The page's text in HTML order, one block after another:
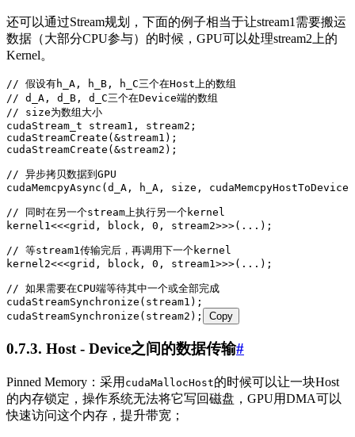
还可以通过Stream规划，下面的例子相当于让stream1需要搬运
数据（大部分CPU参与）的时候，GPU可以处理stream2上的
Kernel。
// 假设有h_A, h_B, h_C三个在Host上的数组
// d_A, d_B, d_C三个在Device端的数组
// size为数组大小
cudaStream_t stream1 ,
stream2;
cudaStreamCreate (&stream1 );
cudaStreamCreate (&stream2 );
// 异步拷贝数据到GPU
cudaMemcpyAsync (d_A , h_A , size , cudaMemcpyHostToDevice
// 同时在另一个stream上执行另一个kernel
kernel1 <<<grid , block , 0 , stream2>>>(...);
// 等stream1传输完后，再调用下一个kernel
kernel2<<<grid , block , 0 , stream1 >>>(...);
// 如果需要在CPU端等待其中一个或全部完成
cudaStreamSynchronize (stream1);
cudaStreamSynchronize (stream2); Copy
0.7.3. Host - Device之间的数据传输#
Pinned Memory：采用 cudaMallocHost的时候可以让一块Host
的内存锁定，操作系统无法将它写回磁盘，GPU用DMA可以
快速访问这个内存，提升带宽；